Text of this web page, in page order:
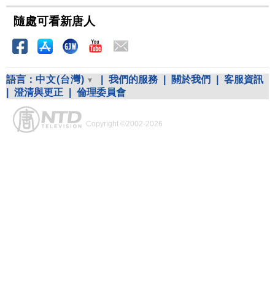
隨處可看新唐人
語言： 中文(台灣) 我們的服務 關於我們
客服資訊
澄清與更正 倫理委員會
Copyright ©2002-2026